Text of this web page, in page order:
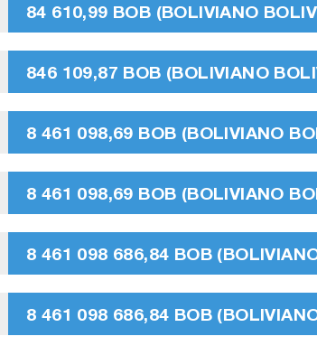
84 610,99 BOB (BOLIVIANO
846 109,87 BOB (BOLIVIANO
8 461 098,69 BOB (BOLIVIANO
8 461 098,69 BOB (BOLIVIANO
8 461 098 686,84 BOB
8 461 098 686,84 BOB